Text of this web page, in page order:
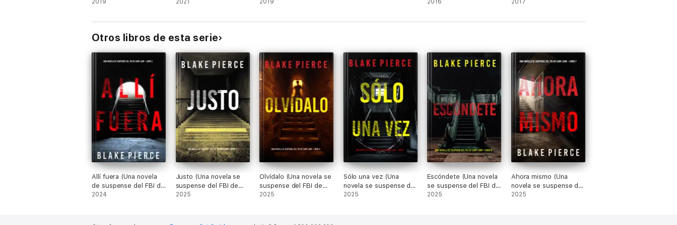
Libro 1)
2019
Dark – Libro 1)
2021
Psicológico con Jessie
2019
Paige--Libro #1)
2016
White—Libro 1)
2017
Otros libros de esta serie
Allí fuera (Una novela
de suspense del FBI de
Cami Lark - Libro 2)
2024
Justo (Una novela se
suspense del FBI de
Cami Lark - Libro 3)
2025
Olvídalo (Una novela se
suspense del FBI de
Cami Lark - Libro 4)
2025
Sólo una vez (Una
novela se suspense del
FBI de Cami Lark - Libro
2025
Escóndete (Una novela
se suspense del FBI de
Cami Lark - Libro 6)
2025
Ahora mismo (Una
novela se suspense del
FBI de Cami Lark - Libro
2025